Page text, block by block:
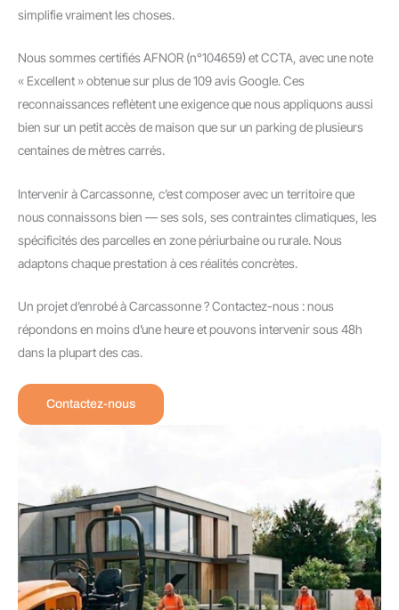
simplifie vraiment les choses.
Nous sommes certifiés AFNOR (n°104659) et CCTA, avec une note
« Excellent » obtenue sur plus de 109 avis Google. Ces
reconnaissances reflètent une exigence que nous appliquons aussi
bien sur un petit accès de maison que sur un parking de plusieurs
centaines de mètres carrés.
Intervenir à Carcassonne, c’est composer avec un territoire que
nous connaissons bien — ses sols, ses contraintes climatiques, les
spécificités des parcelles en zone périurbaine ou rurale. Nous
adaptons chaque prestation à ces réalités concrètes.
Un projet d’enrobé à Carcassonne ? Contactez-nous : nous
répondons en moins d’une heure et pouvons intervenir sous 48h
dans la plupart des cas.
Contactez-nous